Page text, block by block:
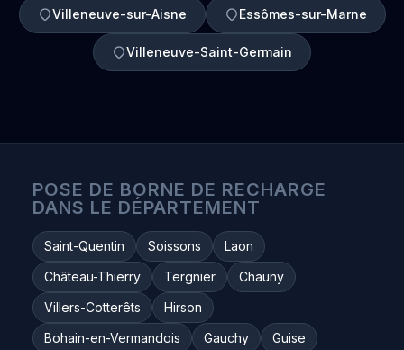
Villeneuve-sur-Aisne Essômes-sur-Marne
Villeneuve-Saint-Germain
POSE DE BORNE DE RECHARGE
DANS LE DÉPARTEMENT
Saint-Quentin Soissons
Laon
Château-Thierry
Tergnier
Chauny
Villers-Cotterêts
Hirson
Bohain-en-Vermandois
Gauchy
Guise